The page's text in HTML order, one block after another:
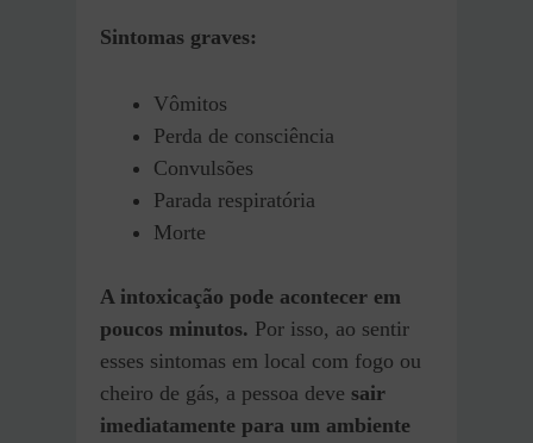
Sintomas graves:
Vômitos
Perda de consciência
Convulsões
Parada respiratória
Morte
A intoxicação pode acontecer em
poucos minutos. Por isso, ao sentir
esses sintomas em local com fogo ou
cheiro de gás, a pessoa deve sair
imediatamente para um ambiente